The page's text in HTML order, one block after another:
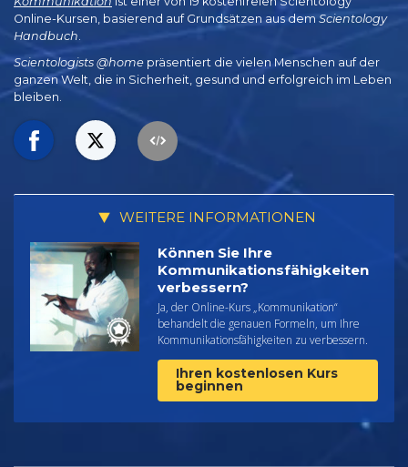
Online-Kursen, basierend auf Grundsätzen aus dem Scientology
Handbuch.
Scientologists @home präsentiert die vielen Menschen auf der
ganzen Welt, die in Sicherheit, gesund und erfolgreich im Leben
bleiben.
WEITERE INFORMATIONEN
Können Sie Ihre
Kommunikations­fähigkeiten
verbessern?
Ja, der Online-Kurs „Kommunikation“
behandelt die genauen Formeln, um Ihre
Kommunikationsfähigkeiten zu verbessern.
Ihren kostenlosen Kurs
beginnen